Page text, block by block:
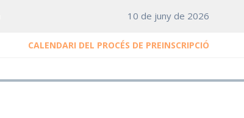
10 de juny de 2026
CALENDARI DEL PROCÉS DE PREINSCRIPCIÓ